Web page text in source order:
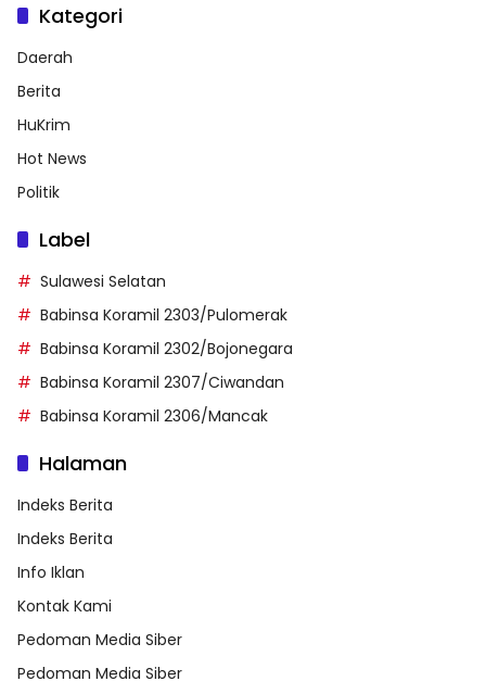
Kategori
Daerah
Berita
HuKrim
Hot News
Politik
Label
Sulawesi Selatan
Babinsa Koramil 2303/Pulomerak
Babinsa Koramil 2302/Bojonegara
Babinsa Koramil 2307/Ciwandan
Babinsa Koramil 2306/Mancak
Halaman
Indeks Berita
Indeks Berita
Info Iklan
Kontak Kami
Pedoman Media Siber
Pedoman Media Siber